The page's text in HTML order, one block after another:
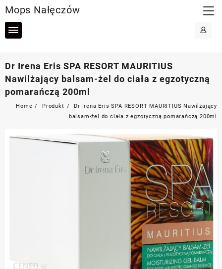
to
content
Mops Nałęczów
Dr Irena Eris SPA RESORT MAURITIUS
Nawilżający balsam-żel do ciała z egzotyczną
pomarańczą 200ml
Home Produkt
Dr Irena Eris SPA RESORT MAURITIUS Nawilżający
balsam-żel do ciała z egzotyczną pomarańczą 200ml